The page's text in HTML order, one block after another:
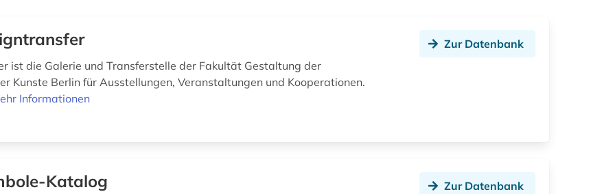
ist die Galerie und Transferstelle der Fakultät Gestaltung der
Kunste Berlin für Ausstellungen, Veranstaltungen und Kooperationen.
Informationen
Zur Datenbank
Katalog Zur Datenbank